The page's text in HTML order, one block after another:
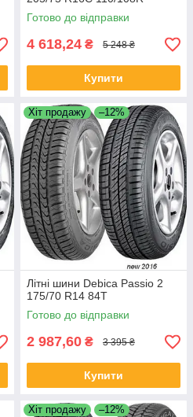
Готово до відправки
4 618,24 ₴ 5 248 ₴
Купити
Хіт продажу –12%
Літні шини Debica Passio 2
175/70 R14 84T
Готово до відправки
2 987,60 ₴ 3 395 ₴
Купити
Хіт продажу –12%